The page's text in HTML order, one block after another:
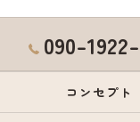
090-
コンセプト